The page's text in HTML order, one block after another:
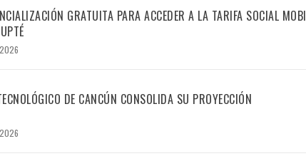
GRATUITA PARA ACCEDER A LA TARIFA SOCIAL MOBI
DE CANCÚN CONSOLIDA SU PROYECCIÓN